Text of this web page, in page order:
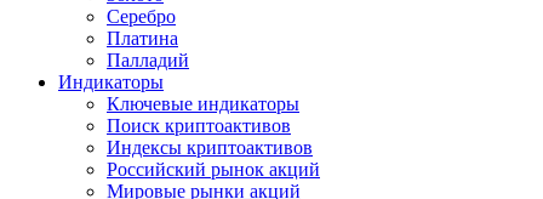
Серебро
Платина
Палладий
Индикаторы
Ключевые индикаторы
Поиск криптоактивов
Индексы криптоактивов
Российский рынок акций
Мировые рынки акций